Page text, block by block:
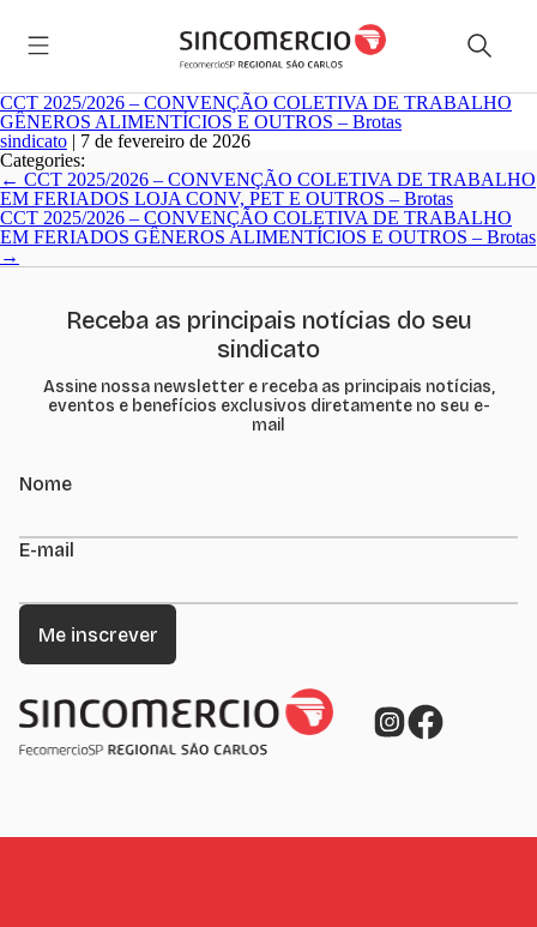
CCT 2025/2026 – CONVENÇÃO COLETIVA DE TRABALHO
GÊNEROS ALIMENTÍCIOS E OUTROS – Brotas
sindicato | 7 de fevereiro de 2026
Categories:
Navegação
de
Post
← CCT 2025/2026 – CONVENÇÃO COLETIVA DE TRABALHO
EM FERIADOS LOJA CONV, PET E OUTROS – Brotas
CCT 2025/2026 – CONVENÇÃO COLETIVA DE TRABALHO
EM FERIADOS GÊNEROS ALIMENTÍCIOS E OUTROS – Brotas
→
Receba as principais notícias do seu
sindicato
Assine nossa newsletter e receba as principais notícias,
eventos e benefícios exclusivos diretamente no seu e-
mail
Nome
E-mail